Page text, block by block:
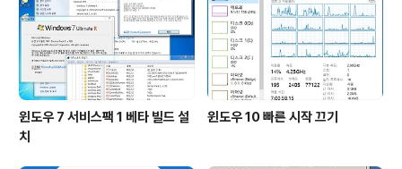
윈도우 7 서비스팩 1 베타 빌드 설
치
윈도우 10 빠른 시작 끄기